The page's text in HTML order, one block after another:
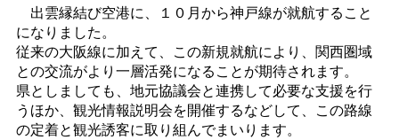
出雲縁結び空港に、１０月から神戸線が就航すること
になりました。
従来の大阪線に加えて、この新規就航により、関西圏域
との交流がより一層活発になることが期待されます。
県としましても、地元協議会と連携して必要な支援を行
うほか、観光情報説明会を開催するなどして、この路線
の定着と観光誘客に取り組んでまいります。